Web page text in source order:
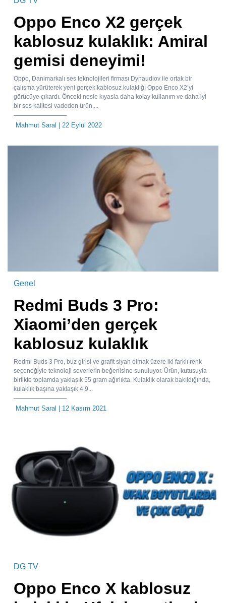
Oppo Enco X2 gerçek
kablosuz kulaklık: Amiral
gemisi deneyimi!
Oppo, Danimarkalı ses teknolojileri firması Dynaudiov ile ortak bir
çalışma yürüterek yeni gerçek kablosuz kulaklığı Oppo Enco X2’yi
görücüye çıkardı. Önceki nesle kıyasla daha kolay kullanım ve daha iyi
bir ses kalitesi vadeden ürün,...
Mahmut Saral | 22 Eylül 2022
Genel
Redmi Buds 3 Pro:
Xiaomi’den gerçek
kablosuz kulaklık
Redmi Buds 3 Pro, buz girisi ve grafit siyah olmak üzere iki farklı renk
seçeneğiyle teknoloji severlerin beğenisine sunuluyor. Ürün, kutusuyla
birlikte toplamda yaklaşık 55 gram ağırlıkta. Kulaklık olarak bakıldığında,
kulaklık başına yaklaşık 4,9...
Mahmut Saral | 12 Kasım 2021
DG TV
Oppo Enco X kablosuz